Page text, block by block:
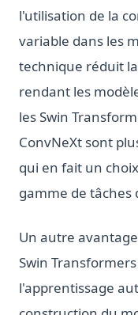
l'utilisation de la
variable dans les
technique réduit
rendant les
les Swin
ConvNeXt sont
qui en fait un
gamme de tâches
Un autre
Swin
l'apprentissage